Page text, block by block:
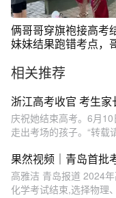
俩哥哥穿旗袍接高考
妹妹结果跑错考点，
相关推荐
浙江高考收官 考生
庆祝她结束高考。6月
走出考场的孩子。“转载
果然视频｜青岛首批
高雅洁 青岛报道 2024
化学考试结束,选择物理